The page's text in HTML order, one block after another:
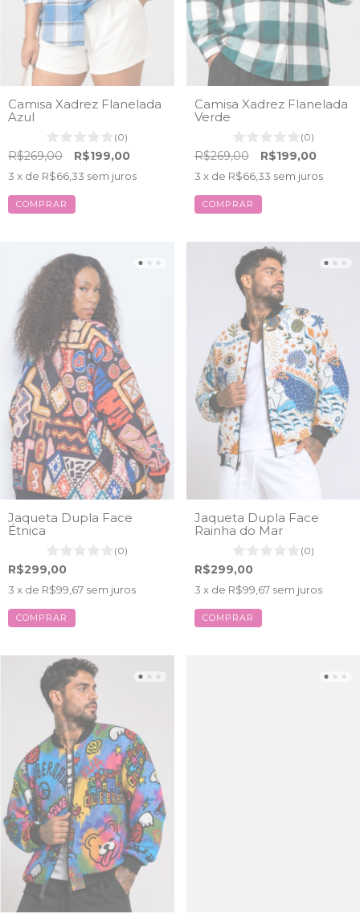
Camisa Xadrez Flanelada
Azul
(0)
R$269,00 R$199,00
3 x de R$66,33 sem juros
COMPRAR
Camisa Xadrez Flanelada
Verde
(0)
R$269,00 R$199,00
3 x de R$66,33 sem juros
COMPRAR
Jaqueta Dupla Face
Étnica
(0)
R$299,00
3 x de R$99,67 sem juros
COMPRAR
Jaqueta Dupla Face
Rainha do Mar
(0)
R$299,00
3 x de R$99,67 sem juros
COMPRAR